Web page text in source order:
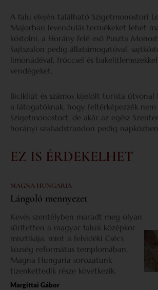
A falu elején található Szigetmonostori
Majorban levendulás termékeket lehet
kóstolni, a Horány felé eső Puszta
Sajtszalon pedig állatsimogatóval,
limonádéval, fröccsel és
vendégeket.
Bicikliút és számos kijelölt turista útvonal
a látogatóknak, hogy feltérképezzék nem
Szigetmonostort, de akár az egész
horányi szabadstrandon pedig
EZ IS ÉRDEKELHET
MAGNA HUNGARIA
Lángoló mennyezet
Kevés szentélyben maradt meg olyan
sűrítetten a magyar falusi középkor
misztikája, mint a felvidéki Csécs
község református templomában.
Magna Hungaria sorozatunk
tizenkettedik része következik.
Margittai Gábor